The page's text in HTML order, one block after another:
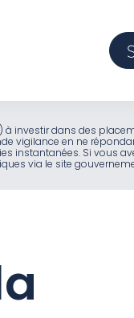
investir dans des
vigilance en ne
instantanées. Si vous
via le site